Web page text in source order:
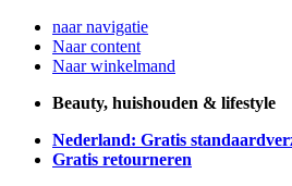
naar navigatie
Naar content
Naar winkelmand
Beauty, huishouden & lifestyle
Nederland: Gratis
Gratis retourneren